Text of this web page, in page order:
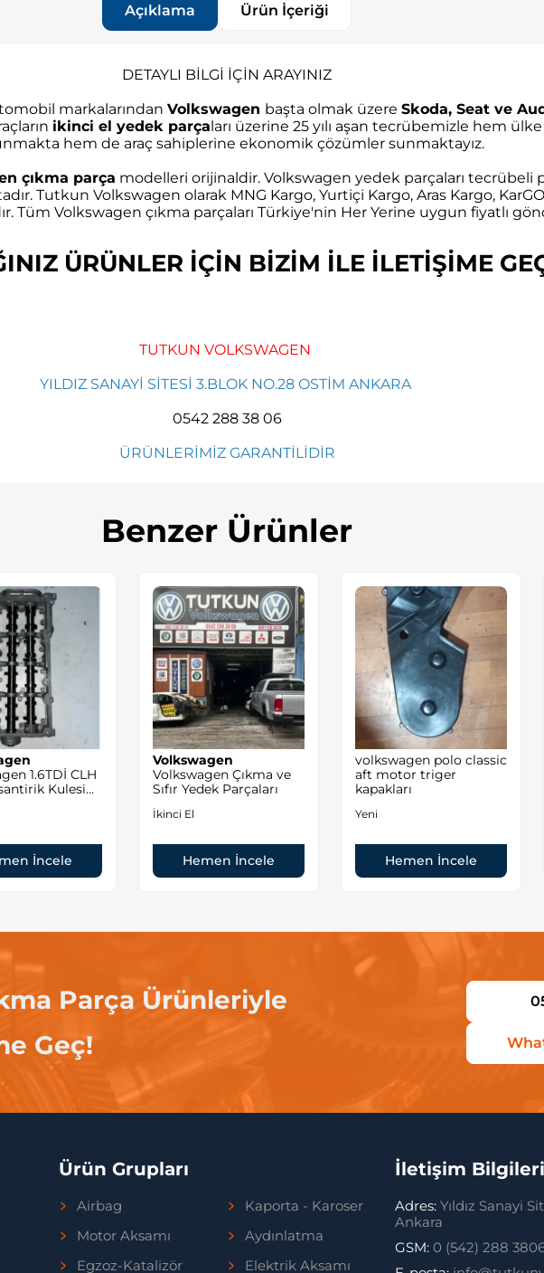
Açıklama Ürün İçeriği
DETAYLI BİLGİ İÇİN ARAYINIZ
markalarından Volkswagen başta olmak üzere Skoda, Seat ve
ikinci el yedek parçaları üzerine 25 yılı aşan tecrübemizle hem
hem de araç sahiplerine ekonomik çözümler sunmaktayız.
çıkma parça modelleri orijinaldir. Volkswagen yedek parçaları tecrübeli
Tutkun Volkswagen olarak MNG Kargo, Yurtiçi Kargo, Aras Kargo,
Tüm Volkswagen çıkma parçaları Türkiye'nin Her Yerine uygun fiyatlı
ÜRÜNLER İÇİN BİZİM İLE İLETİŞİME
TUTKUN VOLKSWAGEN
YILDIZ SANAYİ SİTESİ 3.BLOK NO.28 OSTİM ANKARA
0542 288 38 06
ÜRÜNLERİMİZ GARANTİLİDİR
Benzer Ürünler
1.6TDİ CLH
Kulesi
İncele
Volkswagen
Volkswagen Çıkma ve
Sıfır Yedek Parçaları
İkinci El
Hemen İncele
volkswagen polo classic
aft motor triger
kapakları
Yeni
Hemen İncele
Parça Ürünleriyle
Geç!
Ürün Grupları
Airbag
Kaporta - Karoser
Motor Aksamı
Aydınlatma
Egzoz-Katalizör
Elektrik Aksamı
İletişim
Adres: Yıldız Sanayi
Ankara
GSM: 0 (542) 288